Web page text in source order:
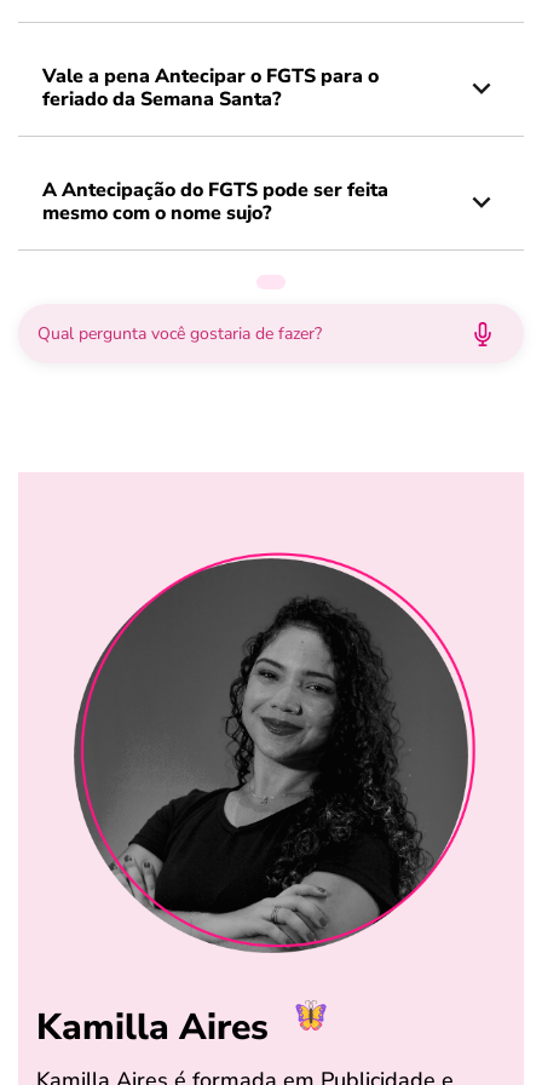
Vale a pena Antecipar o FGTS para o
feriado da Semana Santa?
A Antecipação do FGTS pode ser feita
mesmo com o nome sujo?
Kamilla Aires